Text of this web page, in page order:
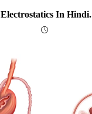
Electrostatics In Hindi.